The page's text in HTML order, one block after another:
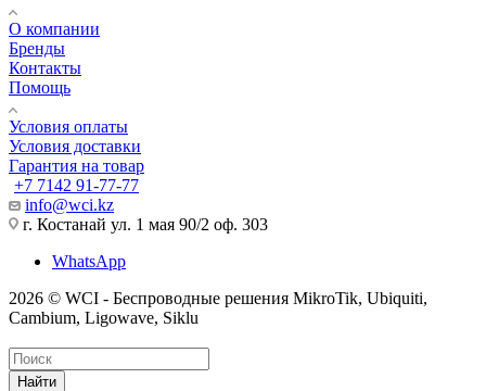
О компании
Бренды
Контакты
Помощь
Условия оплаты
Условия доставки
Гарантия на товар
+7 7142 91-77-77
info@wci.kz
г. Костанай ул. 1 мая 90/2 оф. 303
WhatsApp
2026 © WCI - Беспроводные решения MikroTik, Ubiquiti,
Cambium, Ligowave, Siklu
Найти